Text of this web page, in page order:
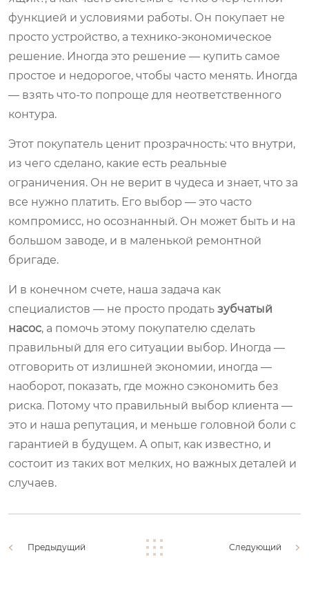
функцией и условиями работы. Он покупает не
просто устройство, а технико-экономическое
решение. Иногда это решение — купить самое
простое и недорогое, чтобы часто менять. Иногда
— взять что-то попроще для неответственного
контура.
Этот покупатель ценит прозрачность: что внутри,
из чего сделано, какие есть реальные
ограничения. Он не верит в чудеса и знает, что за
все нужно платить. Его выбор — это часто
компромисс, но осознанный. Он может быть и на
большом заводе, и в маленькой ремонтной
бригаде.
И в конечном счете, наша задача как
специалистов — не просто продать зубчатый
насос, а помочь этому покупателю сделать
правильный для его ситуации выбор. Иногда —
отговорить от излишней экономии, иногда —
наоборот, показать, где можно сэкономить без
риска. Потому что правильный выбор клиента —
это и наша репутация, и меньше головной боли с
гарантией в будущем. А опыт, как известно, и
состоит из таких вот мелких, но важных деталей и
случаев.
Предыдущий Следующий